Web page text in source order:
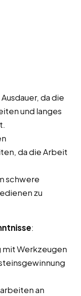
da die
und langes
da die Arbeit
schwere
zu
:
mit Werkzeugen
an